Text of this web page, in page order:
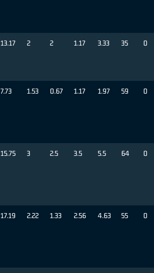
13.17 2 2 1.17 3.33 35 0
7.73 1.53 0.67 1.17 1.97 59 0
15.75 3 2.5 3.5 5.5 64 0
17.19 2.22 1.33 2.56 4.63 55 0